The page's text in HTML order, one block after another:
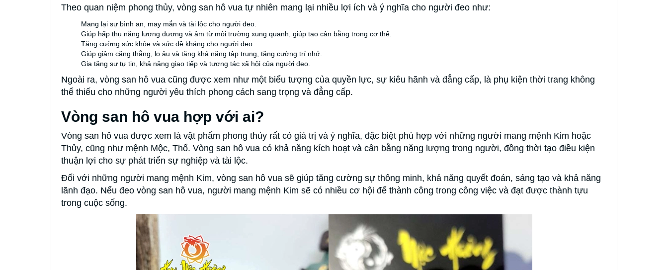
Theo quan niệm phong thủy, vòng san hô vua tự nhiên mang lại nhiều lợi ích và ý nghĩa cho người đeo như:
Mang lại sự bình an, may mắn và tài lộc cho người đeo.
Giúp hấp thụ năng lượng dương và âm từ môi trường xung quanh, giúp tạo cân bằng trong cơ thể.
Tăng cường sức khỏe và sức đề kháng cho người đeo.
Giúp giảm căng thẳng, lo âu và tăng khả năng tập trung, tăng cường trí nhớ.
Gia tăng sự tự tin, khả năng giao tiếp và tương tác xã hội của người đeo.
Ngoài ra, vòng san hô vua cũng được xem như một biểu tượng của quyền lực, sự kiêu hãnh và đẳng cấp, là phụ kiện thời trang không
thể thiếu cho những người yêu thích phong cách sang trọng và đẳng cấp.
Vòng san hô vua hợp với ai?
Vòng san hô vua được xem là vật phẩm phong thủy rất có giá trị và ý nghĩa, đặc biệt phù hợp với những người mang mệnh Kim hoặc
Thủy, cũng như mệnh Mộc, Thổ. Vòng san hô vua có khả năng kích hoạt và cân bằng năng lượng trong người, đồng thời tạo điều kiện
thuận lợi cho sự phát triển sự nghiệp và tài lộc.
Đối với những người mang mệnh Kim, vòng san hô vua sẽ giúp tăng cường sự thông minh, khả năng quyết đoán, sáng tạo và khả năng
lãnh đạo. Nếu đeo vòng san hô vua, người mang mệnh Kim sẽ có nhiều cơ hội để thành công trong công việc và đạt được thành tựu
trong cuộc sống.